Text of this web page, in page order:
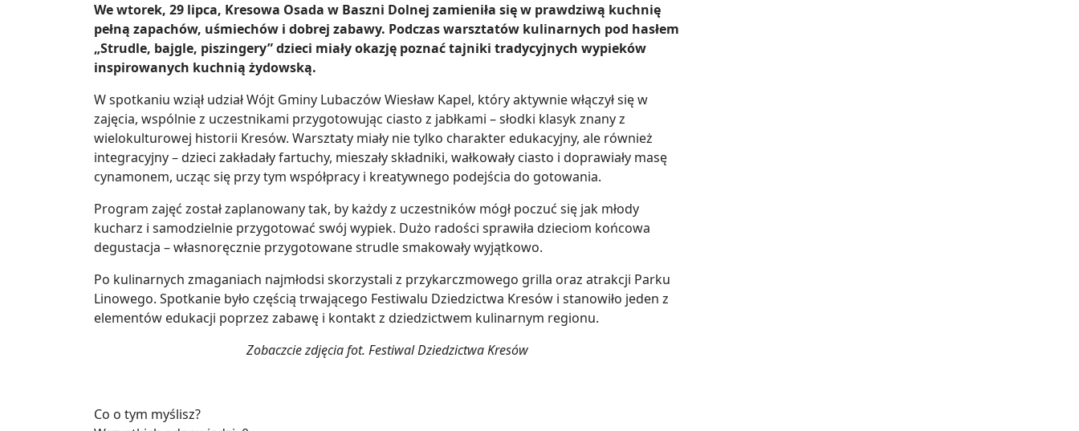
We wtorek, 29 lipca, Kresowa Osada w Baszni Dolnej zamieniła się w prawdziwą kuchnię
pełną zapachów, uśmiechów i dobrej zabawy. Podczas warsztatów kulinarnych pod hasłem
„Strudle, bajgle, piszingery” dzieci miały okazję poznać tajniki tradycyjnych wypieków
inspirowanych kuchnią żydowską.
W spotkaniu wziął udział Wójt Gminy Lubaczów Wiesław Kapel, który aktywnie włączył się w
zajęcia, wspólnie z uczestnikami przygotowując ciasto z jabłkami – słodki klasyk znany z
wielokulturowej historii Kresów. Warsztaty miały nie tylko charakter edukacyjny, ale również
integracyjny – dzieci zakładały fartuchy, mieszały składniki, wałkowały ciasto i doprawiały masę
cynamonem, ucząc się przy tym współpracy i kreatywnego podejścia do gotowania.
Program zajęć został zaplanowany tak, by każdy z uczestników mógł poczuć się jak młody
kucharz i samodzielnie przygotować swój wypiek. Dużo radości sprawiła dzieciom końcowa
degustacja – własnoręcznie przygotowane strudle smakowały wyjątkowo.
Po kulinarnych zmaganiach najmłodsi skorzystali z przykarczmowego grilla oraz atrakcji Parku
Linowego. Spotkanie było częścią trwającego Festiwalu Dziedzictwa Kresów i stanowiło jeden z
elementów edukacji poprzez zabawę i kontakt z dziedzictwem kulinarnym regionu.
Zobaczcie zdjęcia fot. Festiwal Dziedzictwa Kresów
Co o tym myślisz?